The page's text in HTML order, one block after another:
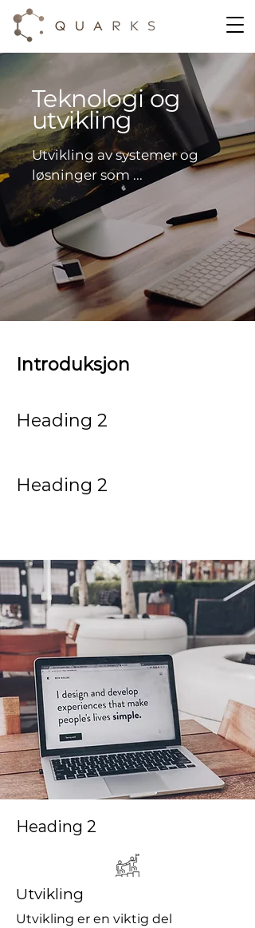
Teknologi og
utvikling
Utvikling av systemer og
løsninger som ...
Introduksjon
Heading 2
Heading 2
Heading 2
Utvikling
Utvikling er en viktig del